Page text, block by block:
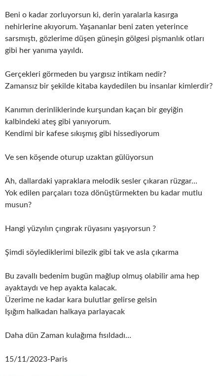
Beni o kadar zorluyorsun ki, derin yaralarla kasırga
nehirlerine akıyorum. Yaşananlar beni zaten yeterince
sarsmıştı, gözlerime düşen güneşin gölgesi pişmanlık otları
gibi her yanıma yayıldı.
Gerçekleri görmeden bu yargısız intikam nedir?
Zamansız bir şekilde kitaba kaydedilen bu insanlar kimlerdir?
Kanımın derinliklerinde kurşundan kaçan bir geyiğin
kalbindeki ateş gibi yanıyorum.
Kendimi bir kafese sıkışmış gibi hissediyorum
Ve sen köşende oturup uzaktan gülüyorsun
Ah, dallardaki yapraklara melodik sesler çıkaran rüzgar…
Yok edilen parçaları toza dönüştürmekten bu kadar mutlu
musun?
Hangi yüzyılın çıngırak rüyasını yaşıyorsun ?
Şimdi söylediklerimi bilezik gibi tak ve asla çıkarma
Bu zavallı bedenim bugün mağlup olmuş olabilir ama hep
ayaktaydı ve hep ayakta kalacak.
Üzerime ne kadar kara bulutlar gelirse gelsin
Işığım halkadan halkaya parlayacak
Daha dün Zaman kulağıma fısıldadı…
15/11/2023-Paris